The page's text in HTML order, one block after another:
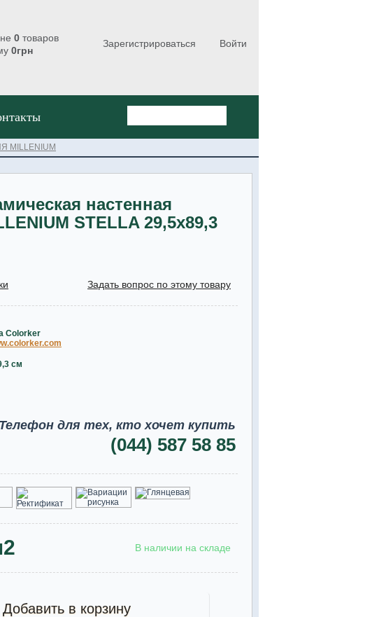
0 товаров
0грн
Зарегистрироваться Войти
MILLENIUM
настенная
STELLA 29,5x89,3
Задать вопрос по этому товару
Colorker
см
Телефон для тех, кто хочет купить
(044) 587 58 85
В наличии на складе
Добавить в корзину